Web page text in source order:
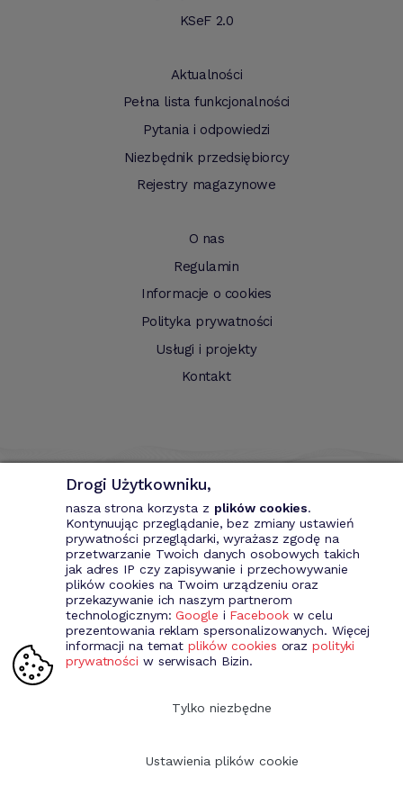
KSeF 2.0
Aktualności
Pełna lista funkcjonalności
Pytania i odpowiedzi
Niezbędnik przedsiębiorcy
Rejestry magazynowe
O nas
Regulamin
Informacje o cookies
Polityka prywatności
Usługi i projekty
Kontakt
Bizin - System wspomagający przedsiębiorce. Wystawianie
dokumentów przychodowych (faktury VAT, fakury marża, faktury
MP, rachunki itd.). Rejestr kontrahentów wraz z rozbudowaną
analizą, gospodarka magazynowa, środki trwale, analiza sprzedaży i
kosztów prowadzenia działalności itd.
Copyright 2009-2026 Bizin Sp. z o.o.
Drogi Użytkowniku,
nasza strona korzysta z plików cookies.
Kontynuując przeglądanie, bez zmiany ustawień
prywatności przeglądarki, wyrażasz zgodę na
przetwarzanie Twoich danych osobowych takich
jak adres IP czy zapisywanie i przechowywanie
plików cookies na Twoim urządzeniu oraz
przekazywanie ich naszym partnerom
technologicznym:Google i Facebookw celu
prezentowania reklam spersonalizowanych. Więcej
informacji na tematplików cookies orazpolityki
prywatności w serwisach Bizin.
Tylko niezbędne
Ustawienia plików cookie